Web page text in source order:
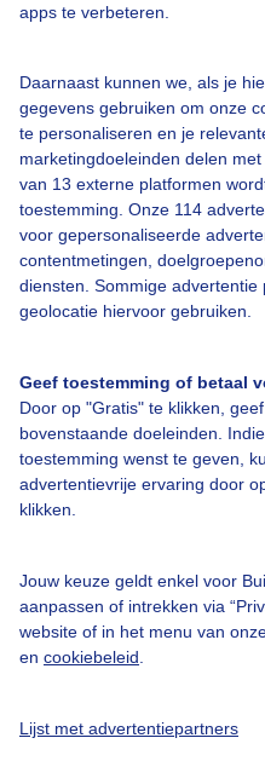
apps te verbeteren.
Daarnaast kunnen we, als je
gegevens gebruiken om onze
te personaliseren en je
marketingdoeleinden delen
van 13 externe platformen
toestemming. Onze 114
voor gepersonaliseerde
contentmetingen,
diensten. Sommige
geolocatie hiervoor gebruiken.
Geef toestemming of betaal
Door op "Gratis" te klikken,
bovenstaande doeleinden.
toestemming wenst te geven,
advertentievrije ervaring door
klikken.
Jouw keuze geldt enkel voor
aanpassen of intrekken via
website of in het menu van
en cookiebeleid
Lijst met advertentiepartners
Over Buienradar
Bedrijfsgegevens
Contact
Toegankelijkheid
Gebruikersvoorwaarden
Adverteren
Privacy beleid
Cookie beleid